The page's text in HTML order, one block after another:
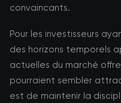
convaincants.
Pour les investisseurs
des horizons temporels
actuelles du marché
pourraient sembler
est de maintenir la